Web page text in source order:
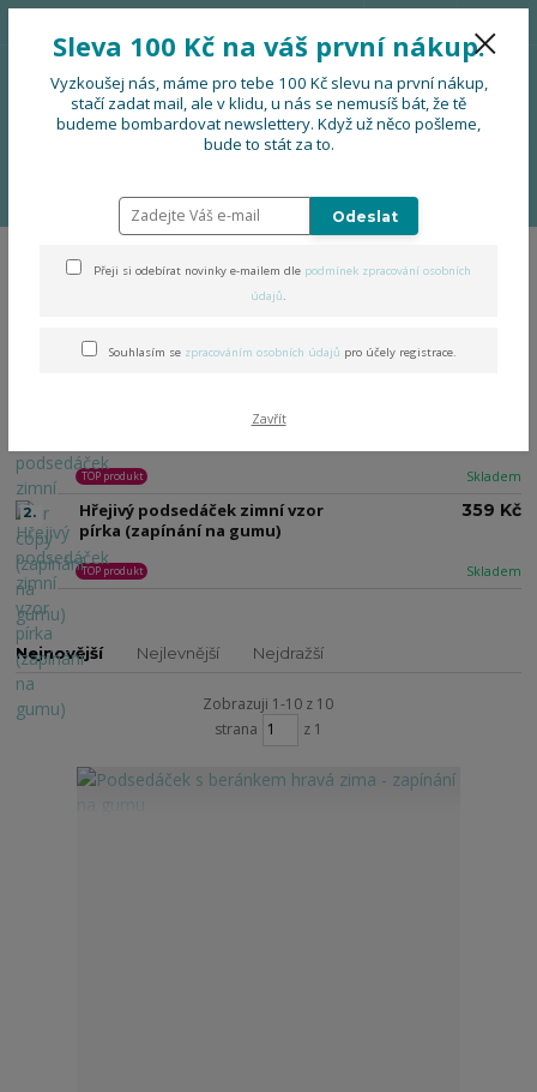
Menu
0 Kč
Podsedáček 30 x 45 cm
Podsedáček 30 x 45 cm
Hřejivý podsedáček zimní vzor
Skladem
TOP produkt
2.
Hřejivý podsedáček zimní vzor
pírka (zapínání na gumu)
Skladem
TOP produkt
359 Kč
Nejnovější Nejlevnější Nejdražší
Zobrazuji 1-10 z 10
strana
z 1
Sleva 100 Kč na váš první nákup.
Vyzkoušej nás, máme pro tebe 100 Kč slevu na první nákup,
stačí zadat mail, ale v klidu, u nás se nemusíš bát, že tě
budeme bombardovat newslettery. Když už něco pošleme,
bude to stát za to.
Odeslat
Přeji si odebírat novinky e-mailem dle podmínek zpracování osobních
údajů.
Souhlasím se zpracováním osobních údajů pro účely registrace.
Zavřít